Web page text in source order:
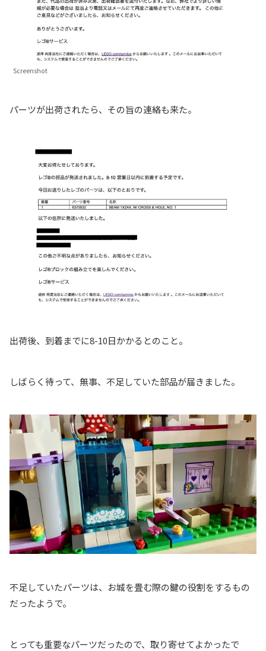
Screenshot
パーツが出荷されたら、その旨の連絡も来た。
出荷後、到着までに8-10日かかるとのこと。
しばらく待って、無事、不足していた部品が届きました。
不足していたパーツは、お城を畳む際の鍵の役割をするもの
だったようで。
とっても重要なパーツだったので、取り寄せてよかったで